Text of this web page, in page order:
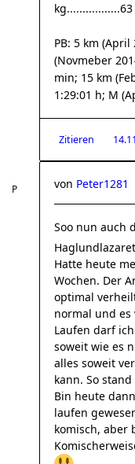
PB: 5 km
(Novmeber
min; 15 km
1:29:01 h; M
Zitieren
von Peter1281
Soo nun auch
Hatte heute
Wochen. Der
optimal
normal und
Laufen darf
soweit wie es
alles soweit
kann. So
Bin heute
laufen
komisch, aber